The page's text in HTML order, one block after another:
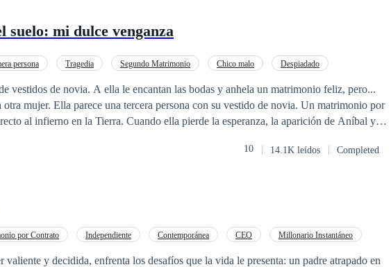
suelo: mi dulce venganza
persona Tragedia Segundo Matrimonio Chico malo
Despiadado
vestidos de novia. A ella le encantan las bodas y anhela un matrimonio feliz, pero...
otra mujer. Ella parece una tercera persona con su vestido de novia. Un matrimonio por
al infierno en la Tierra. Cuando ella pierde la esperanza, la aparición de Aníbal y
la máscara? ¿Qué camino elegirá Paulina?
10 14.1K leídos Completed
por Contrato Independiente Contemporánea CEO
Millonario Instantáneo
valiente y decidida, enfrenta los desafíos que la vida le presenta: un padre atrapado en